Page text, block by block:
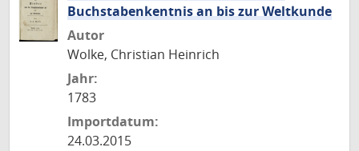
Buchstabenkentnis an bis zur Weltkunde
Autor
Wolke, Christian Heinrich
Jahr:
1783
Importdatum:
24.03.2015